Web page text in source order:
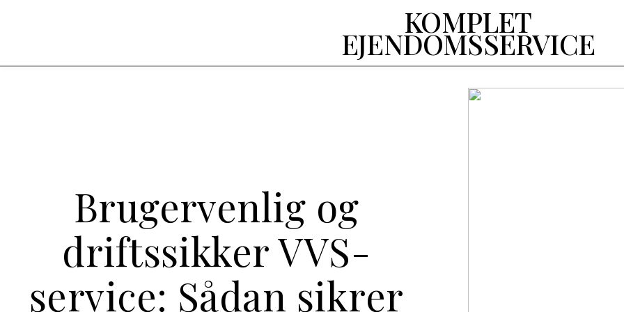
KOMPLET
EJENDOMSSERVICE
Brugervenlig og
driftssikker VVS-
service: Sådan sikrer